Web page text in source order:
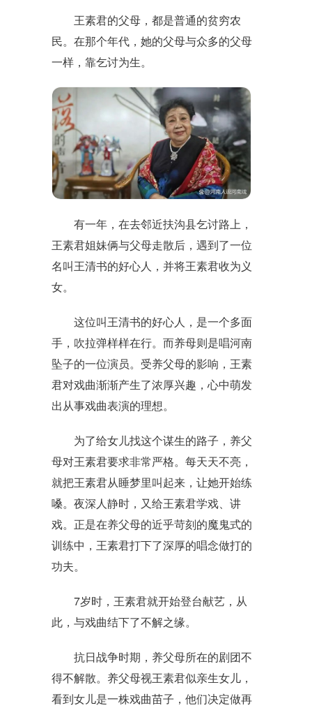
王素君的父母，都是普通的贫穷农
民。在那个年代，她的父母与众多的父母
一样，靠乞讨为生。
有一年，在去邻近扶沟县乞讨路上，
王素君姐妹俩与父母走散后，遇到了一位
名叫王清书的好心人，并将王素君收为义
女。
这位叫王清书的好心人，是一个多面
手，吹拉弹样样在行。而养母则是唱河南
坠子的一位演员。受养父母的影响，王素
君对戏曲渐渐产生了浓厚兴趣，心中萌发
出从事戏曲表演的理想。
为了给女儿找这个谋生的路子，养父
母对王素君要求非常严格。每天天不亮，
就把王素君从睡梦里叫起来，让她开始练
嗓。夜深人静时，又给王素君学戏、讲
戏。正是在养父母的近乎苛刻的魔鬼式的
训练中，王素君打下了深厚的唱念做打的
功夫。
7岁时，王素君就开始登台献艺，从
此，与戏曲结下了不解之缘。
抗日战争时期，养父母所在的剧团不
得不解散。养父母视王素君似亲生女儿，
看到女儿是一株戏曲苗子，他们决定做再